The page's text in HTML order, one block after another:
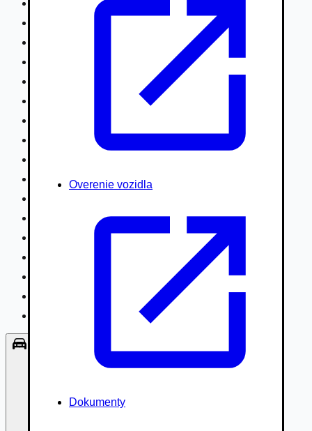
Overenie vozidla
Dokumenty
Nákladné vozidlá nad 7,5t
Vodné/Snežné skútre, štvorkolky
Poľnohospodárske vozidlá / stroje
Hydraulické ruky autožeriavy
Špeciály/nosiče kontajnerov
Návesy/prívesy nadstavby
Lode/člny, lietadlá/vznášadlá
Príslušenstvo, Oblečenie